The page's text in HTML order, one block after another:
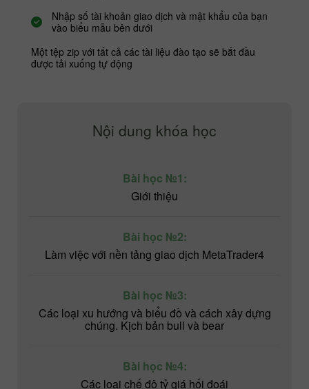
Nhập số tài khoản giao dịch và mật khẩu của bạn
vào biểu mẫu bên dưới
Một tệp zip với tất cả các tài liệu đào tạo sẽ bắt đầu
được tải xuống tự động
Nội dung khóa học
Bài học №1:
Giới thiệu
Bài học №2:
Làm việc với nền tảng giao dịch MetaTrader4
Bài học №3:
Các loại xu hướng và biểu đồ và cách xây dựng
chúng. Kịch bản bull và bear
Bài học №4:
Các loại chế độ tỷ giá hối đoái